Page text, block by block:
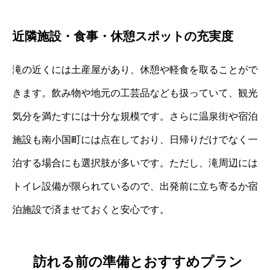
近隣施設・食事・休憩スポットの充実度
滝の近くには土産屋があり、休憩や軽食を取ることがで
きます。飲み物や地元の工芸品なども扱っていて、観光
気分を満たすには十分な規模です。さらに温泉街や宿泊
施設も南小国町には点在しており、日帰りだけでなく一
泊する場合にも選択肢が多いです。ただし、滝周辺には
トイレ設備が限られているので、出発前に立ち寄るか宿
泊施設で済ませておくと安心です。
訪れる前の準備とおすすめプラン